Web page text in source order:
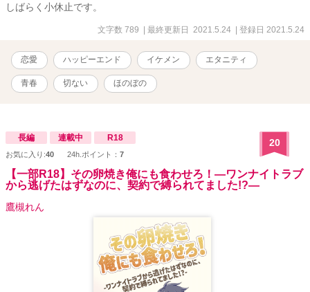
しばらく小休止です。
文字数 789 | 最終更新日 2021.5.24 | 登録日 2021.5.24
恋愛 ハッピーエンド イケメン エタニティ
青春 切ない ほのぼの
長編 連載中 R18
お気に入り:40 24h.ポイント： 7
20
【一部R18】その卵焼き俺にも食わせろ！―ワンナイトラブ
から逃げたはずなのに、契約で縛られてました!?―
鷹槻れん